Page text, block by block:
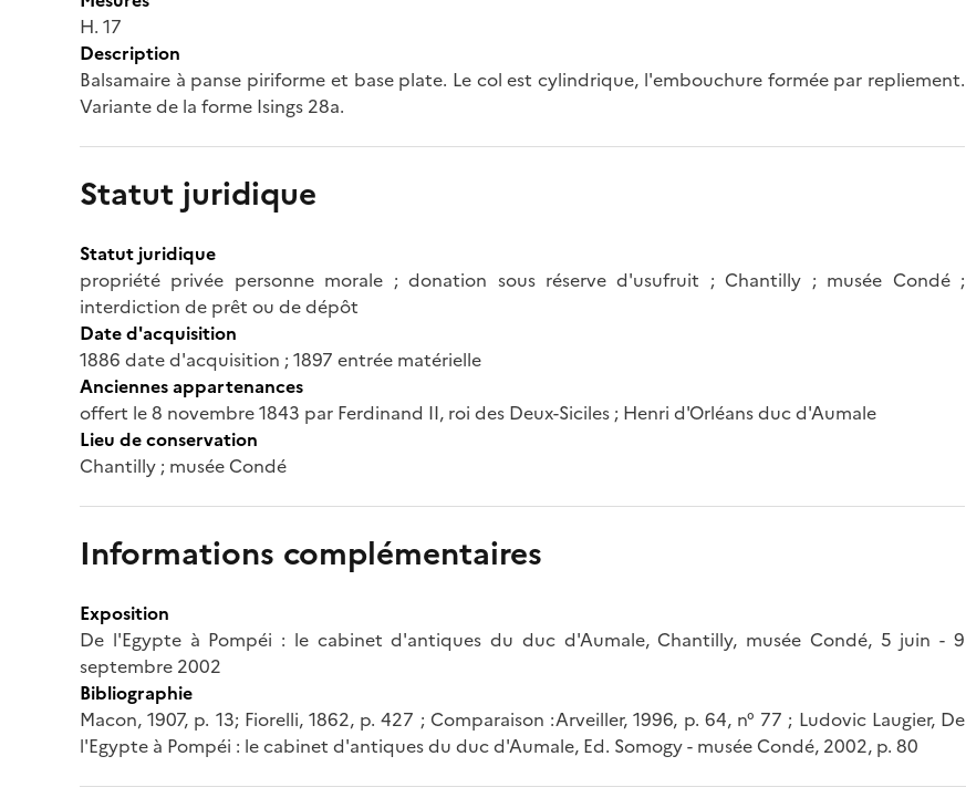
H. 17
Description
Balsamaire à panse piriforme et base plate. Le col est cylindrique, l'embouchure formée par repliement.
Variante de la forme Isings 28a.
Statut juridique
Statut juridique
propriété privée personne morale ; donation sous réserve d'usufruit ; Chantilly ; musée Condé ;
interdiction de prêt ou de dépôt
Date d'acquisition
1886 date d'acquisition ; 1897 entrée matérielle
Anciennes appartenances
offert le 8 novembre 1843 par Ferdinand II, roi des Deux-Siciles ; Henri d'Orléans duc d'Aumale
Lieu de conservation
Chantilly ; musée Condé
Informations complémentaires
Exposition
De l'Egypte à Pompéi : le cabinet d'antiques du duc d'Aumale, Chantilly, musée Condé, 5 juin - 9
septembre 2002
Bibliographie
Macon, 1907, p. 13; Fiorelli, 1862, p. 427 ; Comparaison :Arveiller, 1996, p. 64, n° 77 ; Ludovic Laugier, De
l'Egypte à Pompéi : le cabinet d'antiques du duc d'Aumale, Ed. Somogy - musée Condé, 2002, p. 80